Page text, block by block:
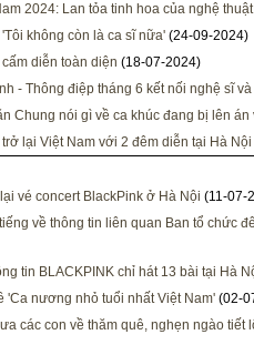
2024: Lan tỏa tinh hoa của nghệ
không còn là ca sĩ nữa' (24-09-2024)
diễn toàn diện (18-07-2024)
- Thông điệp tháng 6 kết nối nghệ sĩ
Chung nói gì về ca khúc đang bị lên
lại Việt Nam với 2 đêm diễn tại Hà Nội
vé concert BlackPink ở Hà Nội (11-07-
về thông tin liên quan Ban tổ chức
tin BLACKPINK chỉ hát 13 bài tại Hà
'Ca nương nhỏ tuổi nhất Việt Nam' (02-
các con về thăm quê, nghẹn ngào